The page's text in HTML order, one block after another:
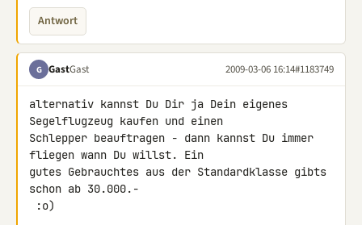
Antwort
G GastGast 2009-03-06 16:14#1183749
alternativ kannst Du Dir ja Dein eigenes
Segelflugzeug kaufen und einen
Schlepper beauftragen - dann kannst Du immer
fliegen wann Du willst. Ein
gutes Gebrauchtes aus der Standardklasse gibts
schon ab 30.000.-
:o)